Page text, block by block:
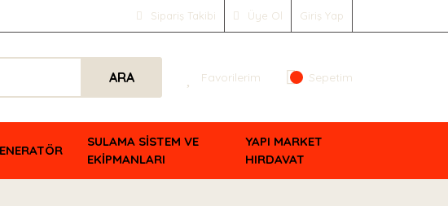
Sipariş Takibi Üye Ol Giriş Yap
ARA Favorilerim Sepetim
SULAMA SİSTEM VE
EKİPMANLARI
YAPI MARKET
HIRDAVAT